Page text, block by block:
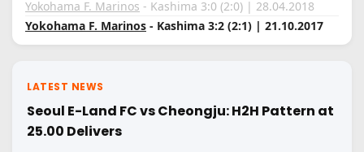
Yokohama F. Marinos - Kashima 3:0 (2:0) | 28.04.2018
Yokohama F. Marinos - Kashima 3:2 (2:1) | 21.10.2017
LATEST NEWS
Seoul E-Land FC vs Cheongju: H2H Pattern at
25.00 Delivers